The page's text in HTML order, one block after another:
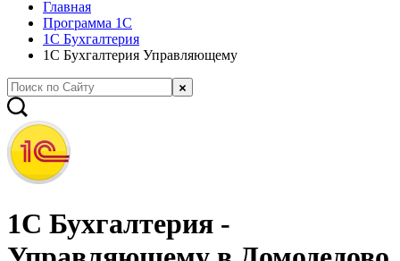
Главная
Программа 1С
1С Бухгалтерия
1С Бухгалтерия Управляющему
1С Бухгалтерия -